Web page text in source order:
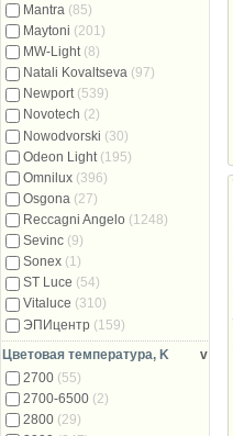
Mantra (85)
Maytoni (201)
MW-Light(8)
Natali Kovaltseva (97)
Newport(539)
Novotech (2)
Nowodvorski (30)
Odeon Light (195)
Omnilux (396)
Osgona (27)
Reccagni Angelo (1248)
Sevinc (9)
Sonex (1)
ST Luce (54)
Vitaluce (310)
ЭПИцентр (159)
Цветовая температура, K
v
2700 (55)
2700-6500 (2)
2800 (29)